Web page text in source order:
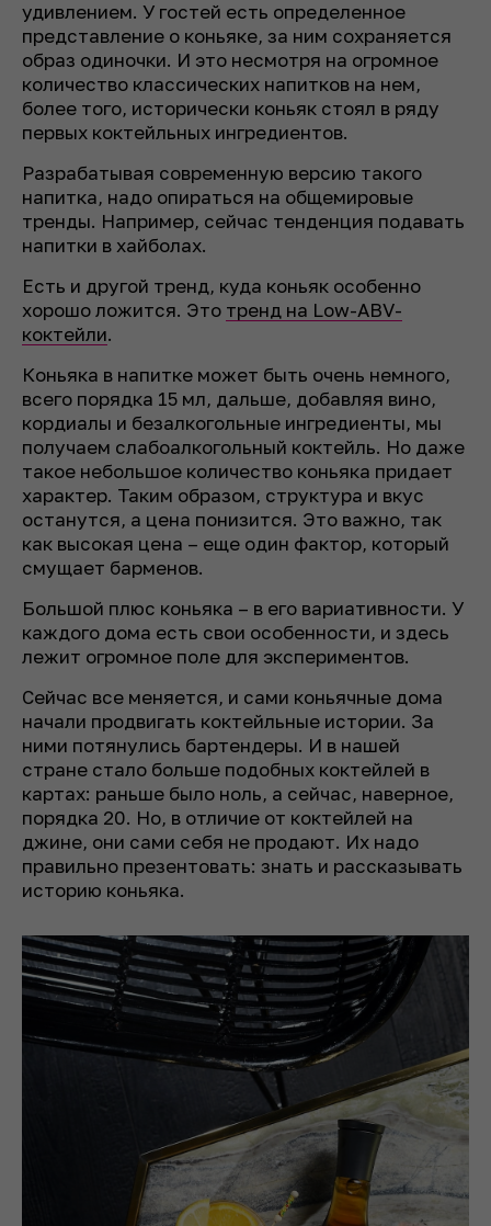
удивлением. У гостей есть определенное
представление о коньяке, за ним сохраняется
образ одиночки. И это несмотря на огромное
количество классических напитков на нем,
более того, исторически коньяк стоял в ряду
первых коктейльных ингредиентов.
Разрабатывая современную версию такого
напитка, надо опираться на общемировые
тренды. Например, сейчас тенденция подавать
напитки в хайболах.
Есть и другой тренд, куда коньяк особенно
хорошо ложится. Это тренд на Low-ABV-
коктейли.
Коньяка в напитке может быть очень немного,
всего порядка 15 мл, дальше, добавляя вино,
кордиалы и безалкогольные ингредиенты, мы
получаем слабоалкогольный коктейль. Но даже
такое небольшое количество коньяка придает
характер. Таким образом, структура и вкус
останутся, а цена понизится. Это важно, так
как высокая цена – еще один фактор, который
смущает барменов.
Большой плюс коньяка – в его вариативности. У
каждого дома есть свои особенности, и здесь
лежит огромное поле для экспериментов.
Сейчас все меняется, и сами коньячные дома
начали продвигать коктейльные истории. За
ними потянулись бартендеры. И в нашей
стране стало больше подобных коктейлей в
картах: раньше было ноль, а сейчас, наверное,
порядка 20. Но, в отличие от коктейлей на
джине, они сами себя не продают. Их надо
правильно презентовать: знать и рассказывать
историю коньяка.